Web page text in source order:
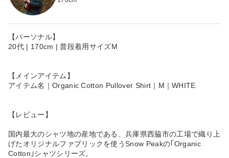
【パーソナル】
20代 | 170cm | 普段着用サイズM
【メインアイテム】
アイテム名｜Organic Cotton Pullover Shirt｜M｜WHITE
【レビュー】
国内最大のシャツ地の産地である、兵庫県西脇市の工場で織り上
げたオリジナルファブリックを使うSnow Peakの｢Organic
Cotton｣シャツシリーズ。